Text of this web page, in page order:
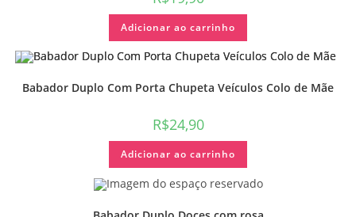
Adicionar ao carrinho
Babador Duplo Com Porta Chupeta Veículos Colo de Mãe
R$24,90
Adicionar ao carrinho